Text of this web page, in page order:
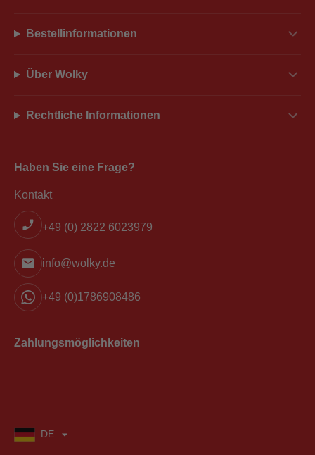
Bestellinformationen
Über Wolky
Rechtliche Informationen
Haben Sie eine Frage?
Kontakt
+49 (0) 2822 6023979
info@wolky.de
+49 (0)1786908486
Zahlungsmöglichkeiten
DE